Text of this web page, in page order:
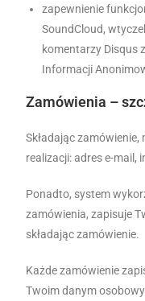
zapewnienie
SoundCloud,
komentarzy Disqus
Informacji
Zamówienia –
Składając
realizacji: adres e-mail,
Ponadto, system
zamówienia, zapisuje
składając zamówienie.
Każde zamówienie
Twoim danym